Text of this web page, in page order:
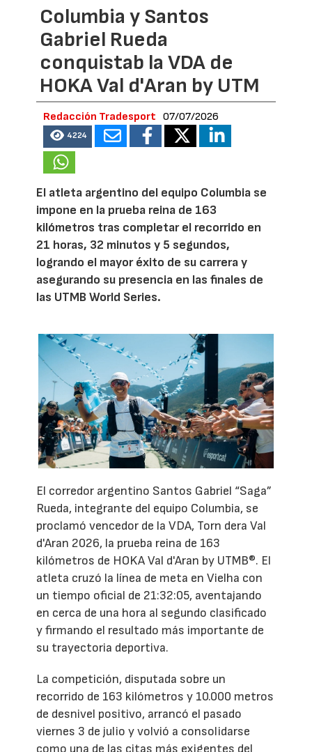
Columbia y Santos
Gabriel Rueda
conquistab la VDA de
HOKA Val d'Aran by UTM
Redacción Tradesport 07/07/2026
4224
El atleta argentino del equipo Columbia se
impone en la prueba reina de 163
kilómetros tras completar el recorrido en
21 horas, 32 minutos y 5 segundos,
logrando el mayor éxito de su carrera y
asegurando su presencia en las finales de
las UTMB World Series.
El corredor argentino Santos Gabriel “Saga”
Rueda, integrante del equipo Columbia, se
proclamó vencedor de la VDA, Torn dera Val
d'Aran 2026, la prueba reina de 163
kilómetros de HOKA Val d'Aran by UTMB®. El
atleta cruzó la línea de meta en Vielha con
un tiempo oficial de 21:32:05, aventajando
en cerca de una hora al segundo clasificado
y firmando el resultado más importante de
su trayectoria deportiva.
La competición, disputada sobre un
recorrido de 163 kilómetros y 10.000 metros
de desnivel positivo, arrancó el pasado
viernes 3 de julio y volvió a consolidarse
como una de las citas más exigentes del